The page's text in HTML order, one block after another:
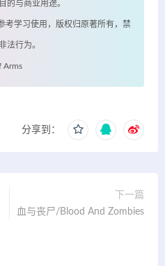
的与商业用途。
考学习使用，版权归原著所有，禁
法行为。
Arms
分享到：
下一篇
血与丧尸/Blood And Zombies